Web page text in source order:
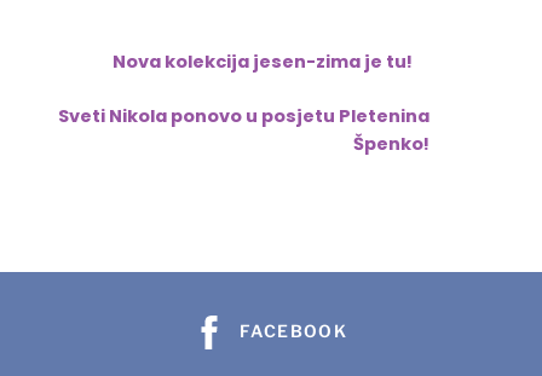
Nova kolekcija jesen-zima je tu!
Sveti Nikola ponovo u posjetu Pletenina
Špenko!
FACEBOOK